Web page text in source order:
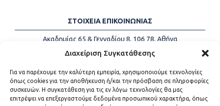
Διαχείριση Συγκατάθεσης
Για να παρέχουμε την καλύτερη εμπειρία, χρησιμοποιούμε τεχνολογίες
όπως cookies για την αποθήκευση ή/και την πρόσβαση σε πληροφορίες
συσκευών. Η συγκατάθεση για τις εν λόγω τεχνολογίες θα μας
επιτρέψει να επεξεργαστούμε δεδομένα προσωπικού χαρακτήρα, όπως
ΣΤΟΙΧΕΙΑ ΕΠΙΚΟΙΝΩΝΙΑΣ
Ακαδημίας 65 & Γενναδίου 8, 106 78, Αθήνα
Τηλέφωνα:
+30 213-2147500
Email:
info@kede.gr
ΧΡΗΣΙΜΟΙ ΣΥΝΔΕΣΜΟΙ